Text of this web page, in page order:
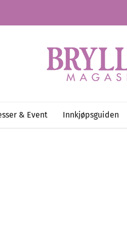
& Event Innkjøpsguiden